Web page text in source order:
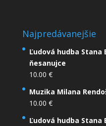
Najpredávanejšie
Ľudová hudba Stana
ňesanujce
10.00 €
Muzika Milana
10.00 €
Ľudová hudba Stana